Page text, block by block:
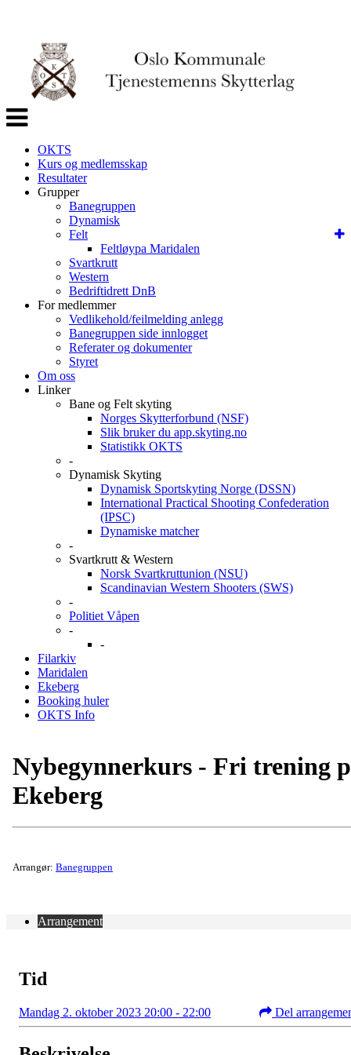
Veksle
navigasjon
OKTS
Kurs og medlemsskap
Resultater
Grupper
Banegruppen
Dynamisk
Felt
Feltløypa Maridalen
Svartkrutt
Western
Bedriftidrett DnB
For medlemmer
Vedlikehold/feilmelding anlegg
Banegruppen side innlogget
Referater og dokumenter
Styret
Om oss
Linker
Bane og Felt skyting
Norges Skytterforbund (NSF)
Slik bruker du app.skyting.no
Statistikk OKTS
-
Dynamisk Skyting
Dynamisk Sportskyting Norge (DSSN)
International Practical Shooting Confederation
(IPSC)
Dynamiske matcher
-
Svartkrutt & Western
Norsk Svartkruttunion (NSU)
Scandinavian Western Shooters (SWS)
-
Politiet Våpen
-
-
Filarkiv
Maridalen
Ekeberg
Booking huler
OKTS Info
Nybegynnerkurs - Fri trening
Ekeberg
Arrangør: Banegruppen
Arrangement
Tid
Mandag 2. oktober 2023 20:00 - 22:00 Del